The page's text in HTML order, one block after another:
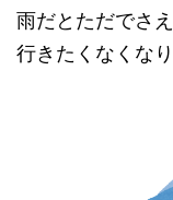
雨だとただでさ
行きたくなくなり